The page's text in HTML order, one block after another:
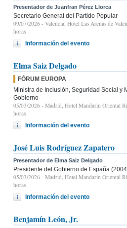
Presentador de Juanfran Pérez Llorca
Secretario General del Partido Popular
09/07/2026 - Valencia, Hotel Las Arenas de
horas
Información del evento
Elma Saiz Delgado
FÓRUM EUROPA
Ministra de Inclusión, Seguridad Social y
Gobierno
05/03/2026 - Madrid, Hotel Mandarin Oriental
horas
Información del evento
José Luis Rodríguez Zapatero
Presentador de Elma Saiz Delgado
Presidente del Gobierno de España
05/03/2026 - Madrid, Hotel Mandarin Oriental
horas
Información del evento
Benjamín León, Jr.